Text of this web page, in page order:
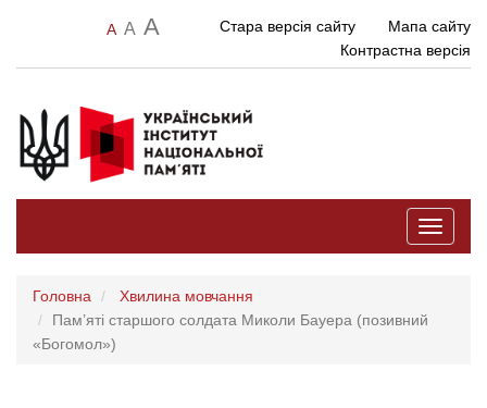
A A A Стара версія сайту
Мапа сайту
Контрастна версія
Toggle
Головна
Хвилина мовчання
Пам’яті старшого солдата Миколи Бауера (позивний
«Богомол»)